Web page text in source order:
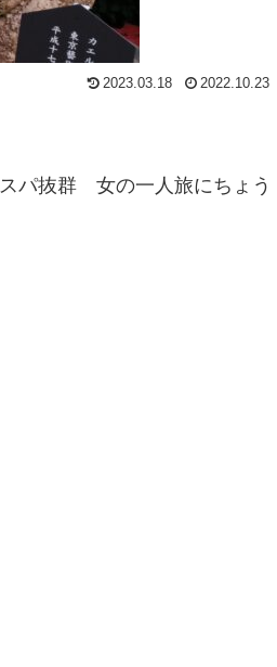
2023.03.18 2022.10.23
パ抜群 女の一人旅にちょう